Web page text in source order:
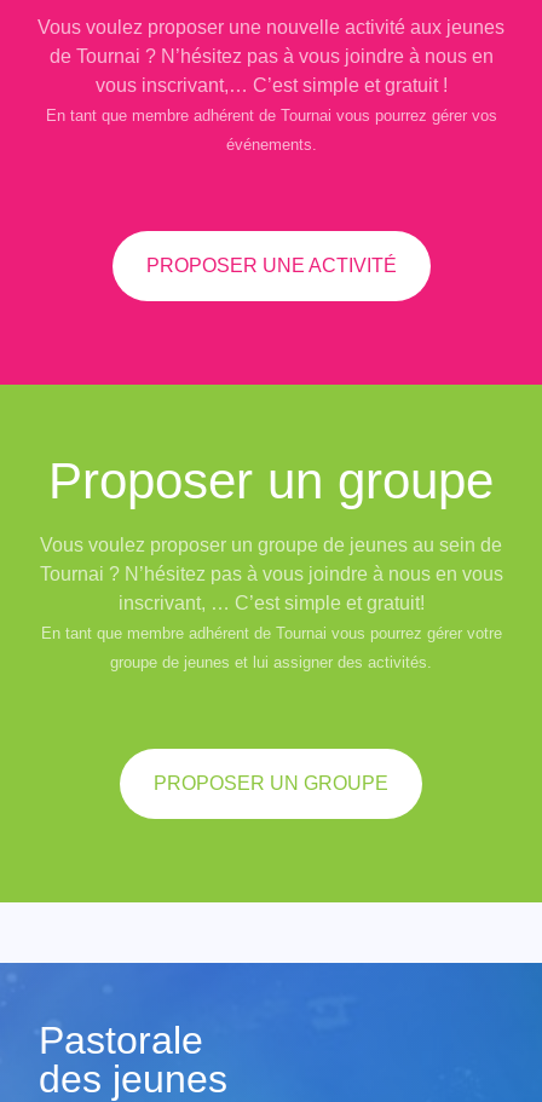
Vous voulez proposer une nouvelle activité aux jeunes
de Tournai ? N’hésitez pas à vous joindre à nous en
vous inscrivant,… C’est simple et gratuit !
En tant que membre adhérent de Tournai vous pourrez gérer vos
événements.
PROPOSER UNE ACTIVITÉ
Proposer un groupe
Vous voulez proposer un groupe de jeunes au sein de
Tournai ? N’hésitez pas à vous joindre à nous en vous
inscrivant, … C’est simple et gratuit!
En tant que membre adhérent de Tournai vous pourrez gérer votre
groupe de jeunes et lui assigner des activités.
PROPOSER UN GROUPE
Pastorale
des jeunes